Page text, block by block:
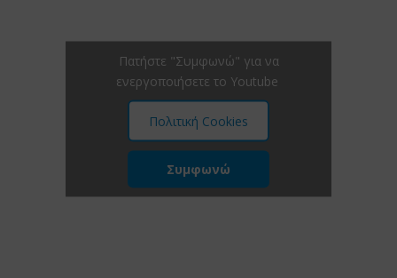
Πατήστε "Συμφωνώ" για να
ενεργοποιήσετε το Youtube
Πολιτική Cookies
Συμφωνώ